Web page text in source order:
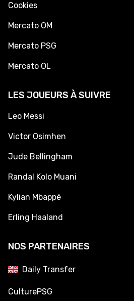
Cookies
Mercato OM
Mercato PSG
Mercato OL
LES JOUEURS À SUIVRE
Leo Messi
Victor Osimhen
Jude Bellingham
Randal Kolo Muani
Kylian Mbappé
Erling Haaland
NOS PARTENAIRES
Daily Transfer
CulturePSG